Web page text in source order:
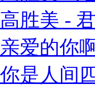
高胜美 -
亲爱的你
你是人间